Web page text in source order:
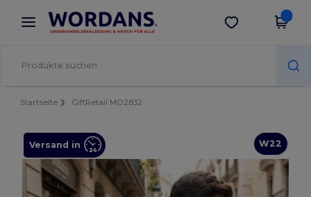
× Wordans App
Bessere Preise in der App!
App holen
Startseite GiftRetail MO2832
W22
Versand in